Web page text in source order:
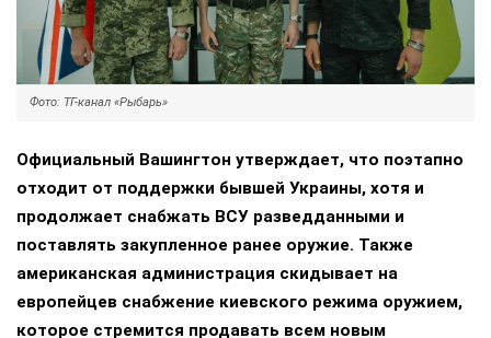
Фото: ТГ-канал «Рыбарь»
Официальный Вашингтон утверждает, что поэтапно
отходит от поддержки бывшей Украины, хотя и
продолжает снабжать ВСУ разведданными и
поставлять закупленное ранее оружие. Также
американская администрация скидывает на
европейцев снабжение киевского режима оружием,
которое стремится продавать всем новым